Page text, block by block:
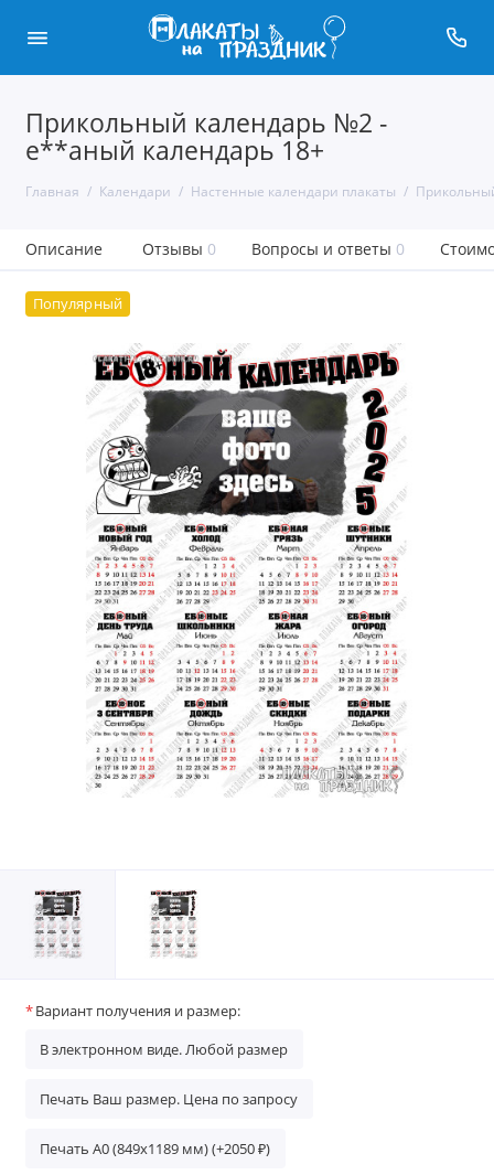
Прикольный календарь №2 -
е**аный календарь 18+
Главная Календари Настенные календари плакаты
Описание Отзывы 0 Вопросы и ответы 0
Популярный
Вариант получения и размер:
В электронном виде. Любой размер
Печать Ваш размер. Цена по запросу
Печать А0 (849х1189 мм) (+2050 ₽)